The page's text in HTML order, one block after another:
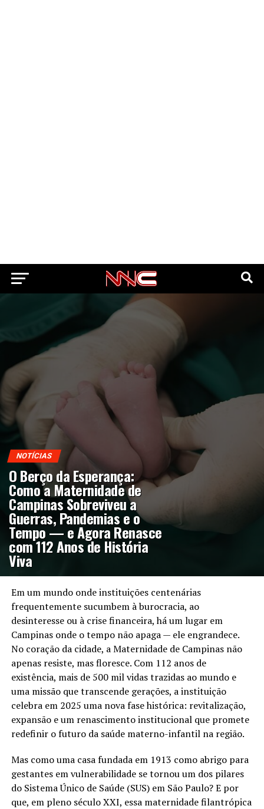
NOTÍCIAS
O Berço da Esperança:
Como a Maternidade de
Campinas Sobreviveu a
Guerras, Pandemias e o
Tempo — e Agora Renasce
com 112 Anos de História
Viva
Em um mundo onde instituições centenárias
frequentemente sucumbem à burocracia, ao
desinteresse ou à crise financeira, há um lugar em
Campinas onde o tempo não apaga — ele engrandece.
No coração da cidade, a Maternidade de Campinas não
apenas resiste, mas floresce. Com 112 anos de
existência, mais de 500 mil vidas trazidas ao mundo e
uma missão que transcende gerações, a instituição
celebra em 2025 uma nova fase histórica: revitalização,
expansão e um renascimento institucional que promete
redefinir o futuro da saúde materno-infantil na região.
Mas como uma casa fundada em 1913 como abrigo para
gestantes em vulnerabilidade se tornou um dos pilares
do Sistema Único de Saúde (SUS) em São Paulo? E por
que, em pleno século XXI, essa maternidade filantrópica